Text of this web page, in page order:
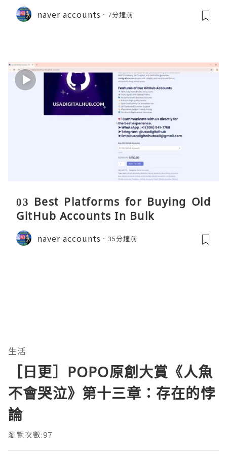
naver accounts 7分鐘前
03 Best Platforms for Buying Old
GitHub Accounts In Bulk
naver accounts 35分鐘前
生活
［日更］POPO原創大賞《人魚
不會哭泣》第十三章：存在的悖
論
瀏覽次數:97